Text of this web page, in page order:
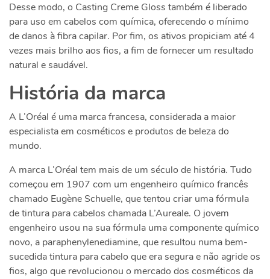
Desse modo, o Casting Creme Gloss também é liberado
para uso em cabelos com química, oferecendo o mínimo
de danos à fibra capilar. Por fim, os ativos propiciam até 4
vezes mais brilho aos fios, a fim de fornecer um resultado
natural e saudável.
História da marca
A L’Oréal é uma marca francesa, considerada a maior
especialista em cosméticos e produtos de beleza do
mundo.
A marca L’Oréal tem mais de um século de história. Tudo
começou em 1907 com um engenheiro químico francês
chamado Eugène Schuelle, que tentou criar uma fórmula
de tintura para cabelos chamada L’Aureale. O jovem
engenheiro usou na sua fórmula uma componente químico
novo, a paraphenylenediamine, que resultou numa bem-
sucedida tintura para cabelo que era segura e não agride os
fios, algo que revolucionou o mercado dos cosméticos da